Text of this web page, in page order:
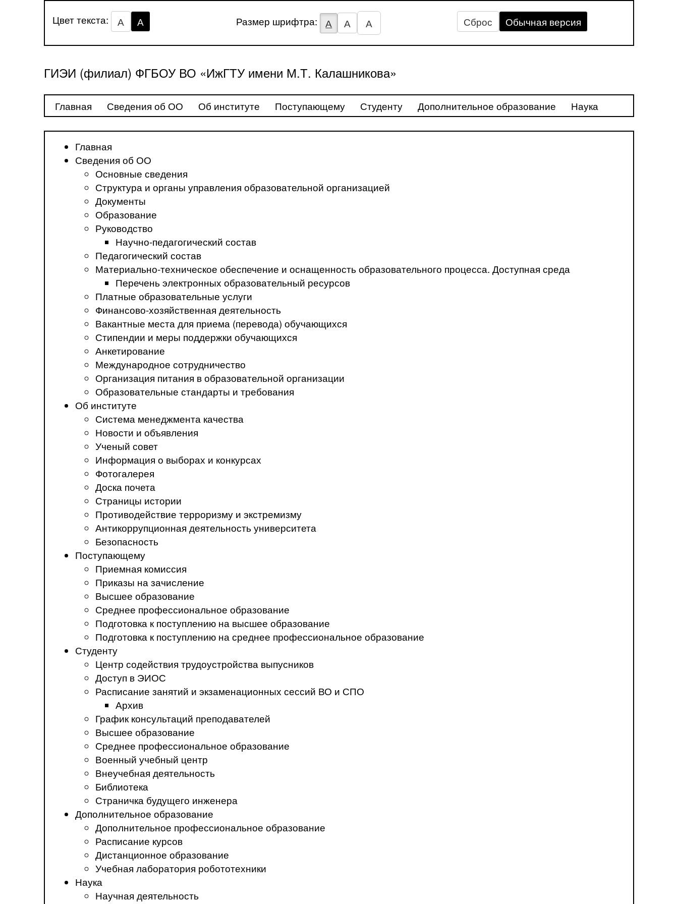
Цвет текста: А А Размер шрифтра: А А А Сброс Обычная версия
ГИЭИ (филиал) ФГБОУ ВО «ИжГТУ имени М.Т. Калашникова»
Главная Сведения об ОО Об институте Поступающему Студенту Дополнительное образование Наука
Главная
Сведения об ОО
Основные сведения
Структура и органы управления образовательной организацией
Документы
Образование
Руководство
Научно-педагогический состав
Педагогический состав
Материально-техническое обеспечение и оснащенность образовательного процесса. Доступная среда
Перечень электронных образовательный ресурсов
Платные образовательные услуги
Финансово-хозяйственная деятельность
Вакантные места для приема (перевода) обучающихся
Стипендии и меры поддержки обучающихся
Анкетирование
Международное сотрудничество
Организация питания в образовательной организации
Образовательные стандарты и требования
Об институте
Система менеджмента качества
Новости и объявления
Ученый совет
Информация о выборах и конкурсах
Фотогалерея
Доска почета
Страницы истории
Противодействие терроризму и экстремизму
Антикоррупционная деятельность университета
Безопасность
Поступающему
Приемная комиссия
Приказы на зачисление
Высшее образование
Среднее профессиональное образование
Подготовка к поступлению на высшее образование
Подготовка к поступлению на среднее профессиональное образование
Студенту
Центр содействия трудоустройства выпусников
Доступ в ЭИОС
Расписание занятий и экзаменационных сессий ВО и СПО
Архив
График консультаций преподавателей
Высшее образование
Среднее профессиональное образование
Военный учебный центр
Внеучебная деятельность
Библиотека
Страничка будущего инженера
Дополнительное образование
Дополнительное профессиональное образование
Расписание курсов
Дистанционное образование
Учебная лаборатория робототехники
Наука
Научная деятельность